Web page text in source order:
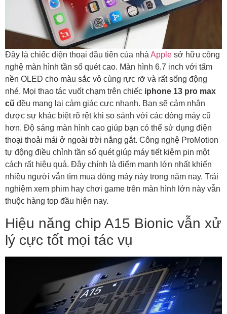
Đây là chiếc điện thoại đầu tiên của nhà Apple sở hữu công
nghệ màn hình tần số quét cao. Màn hình 6.7 inch với tấm
nền OLED cho màu sắc vô cùng rực rỡ và rất sống động
nhé. Mọi thao tác vuốt chạm trên chiếc iphone 13 pro max
cũ đều mang lại cảm giác cực nhanh. Bạn sẽ cảm nhận
được sự khác biệt rõ rệt khi so sánh với các dòng máy cũ
hơn. Độ sáng màn hình cao giúp bạn có thể sử dụng điện
thoại thoải mái ở ngoài trời nắng gắt. Công nghệ ProMotion
tự động điều chỉnh tần số quét giúp máy tiết kiệm pin một
cách rất hiệu quả. Đây chính là điểm mạnh lớn nhất khiến
nhiều người vẫn tìm mua dòng máy này trong năm nay. Trải
nghiệm xem phim hay chơi game trên màn hình lớn này vẫn
thuộc hàng top đầu hiện nay.
Hiệu năng chip A15 Bionic vẫn xử
lý cực tốt mọi tác vụ